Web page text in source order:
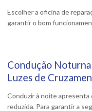
Escolher a oficina de
garantir o bom
15 Janeiro, 2025
Condução Noturna
Luzes de
Conduzir à noite apresenta
reduzida. Para garantir a